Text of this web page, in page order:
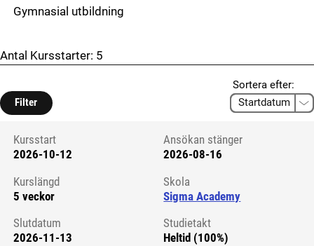
Gymnasial utbildning
Antal Kursstarter: 5
Filter
Sortera efter:
Kursstart 6134430
Kursstart
2026-10-12
Ansökan stänger
2026-08-16
Kurslängd
5 veckor
Skola
Sigma Academy
Slutdatum
2026-11-13
Studietakt
Heltid (100%)